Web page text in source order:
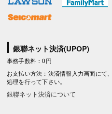
銀聯ネット決済(UPOP)
事務手数料：0円
お支払い方法：決済情報入力画面にて
処理を行って下さい。
銀聯ネット決済について